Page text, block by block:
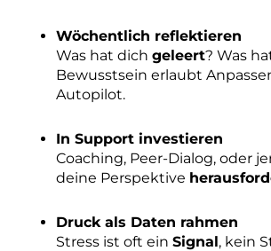
Wöchentlich reflektieren
Was hat dich geleert? Was
Bewusstsein erlaubt
Autopilot.
In Support investieren
Coaching, Peer-Dialog, oder
deine Perspektive
Druck als Daten rahmen
Stress ist oft ein Signal, kein